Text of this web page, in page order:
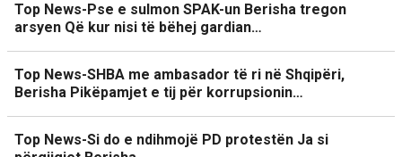
Top News-Pse e sulmon SPAK-un Berisha tregon
arsyen Që kur nisi të bëhej gardian…
Top News-SHBA me ambasador të ri në Shqipëri,
Berisha Pikëpamjet e tij për korrupsionin…
Top News-Si do e ndihmojë PD protestën Ja si